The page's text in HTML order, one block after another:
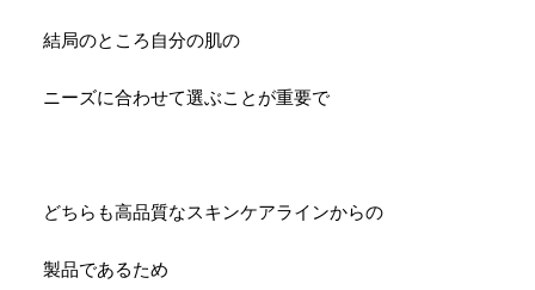
結局のところ自分の肌の
ニーズに合わせて選ぶことが重要で
どちらも高品質なスキンケアラインからの
製品であるため